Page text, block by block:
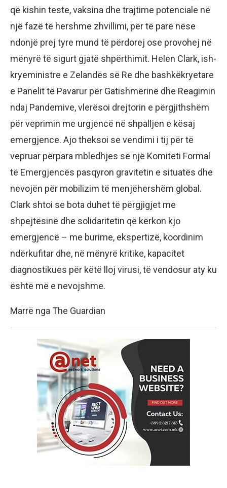
që kishin teste, vaksina dhe trajtime potenciale në
një fazë të hershme zhvillimi, për të parë nëse
ndonjë prej tyre mund të përdorej ose provohej në
mënyrë të sigurt gjatë shpërthimit. Helen Clark, ish-
kryeministre e Zelandës së Re dhe bashkëkryetare
e Panelit të Pavarur për Gatishmërinë dhe Reagimin
ndaj Pandemive, vlerësoi drejtorin e përgjithshëm
për veprimin me urgjencë në shpalljen e kësaj
emergjence. Ajo theksoi se vendimi i tij për të
vepruar përpara mbledhjes së një Komiteti Formal
të Emergjencës pasqyron gravitetin e situatës dhe
nevojën për mobilizim të menjëhershëm global.
Clark shtoi se bota duhet të përgjigjet me
shpejtësinë dhe solidaritetin që kërkon kjo
emergjencë – me burime, ekspertizë, koordinim
ndërkufitar dhe, në mënyrë kritike, kapacitet
diagnostikues për këtë lloj virusi, të vendosur aty ku
është më e nevojshme.
Marrë nga The Guardian